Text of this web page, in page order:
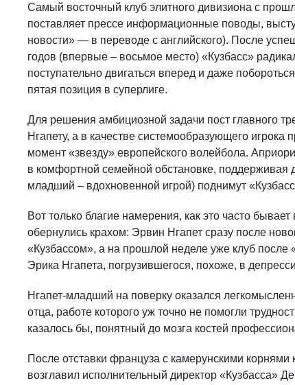
Самый восточный клуб элитного дивизиона с
поставляет прессе информационные поводы,
новости» — в переводе с английского). После
годов (впервые – восьмое место) «Кузбасс»
поступательно двигаться вперед и даже
пятая позиция в суперлиге.
Для решения амбициозной задачи пост главного
Нгапету, а в качестве системообразующего
момент «звезду» европейского волейбола.
в комфортной семейной обстановке, поддерживая
младший – вдохновенной игрой) поднимут
Вот только благие намерения, как это часто
обернулись крахом: Эрвин Нгапет сразу после
«Кузбассом», а на прошлой неделе уже клуб после
Эрика Нгапета, погрузившегося, похоже, в
Нгапет-младший на поверку оказался
отца, работе которого уж точно не помогли
казалось бы, понятный до мозга костей
После отставки француза с камерунскими корнями
возглавил исполнительный директор «Кузбасса»